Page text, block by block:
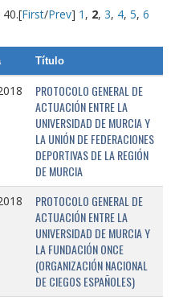
[First/Prev] 1 , 2, 3, 4, 5, 6
Título
PROTOCOLO GENERAL DE
ACTUACIÓN ENTRE LA
UNIVERSIDAD DE MURCIA Y
LA UNIÓN DE FEDERACIONES
DEPORTIVAS DE LA REGIÓN
DE MURCIA
PROTOCOLO GENERAL DE
ACTUACIÓN ENTRE LA
UNIVERSIDAD DE MURCIA Y
LA FUNDACIÓN ONCE
(ORGANIZACIÓN NACIONAL
DE CIEGOS ESPAÑOLES)